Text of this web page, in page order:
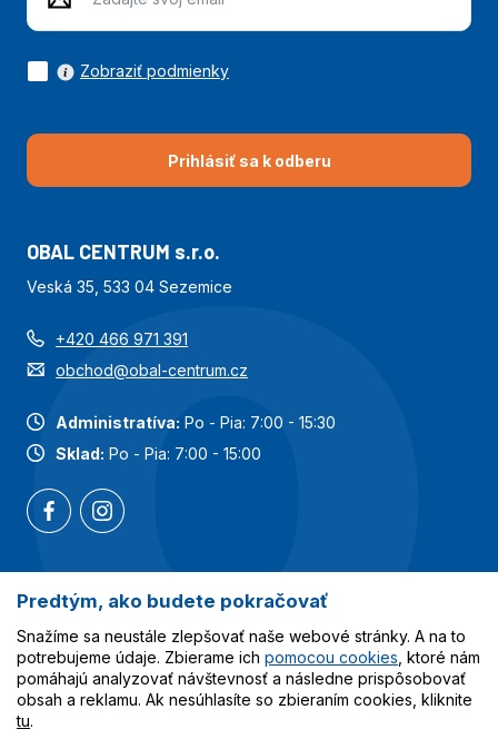
Prihlásiť sa k odberu
Zobraziť podmienky
OBAL CENTRUM s.r.o.
Veská 35, 533 04 Sezemice
+420 466 971 391
obchod@obal-centrum.cz
Administratíva: Po - Pia: 7:00 - 15:30
Sklad: Po - Pia: 7:00 - 15:00
Najobľúbenejšie kategórie
Služby
Všetko o nákupe
Predtým, ako budete pokračovať
Snažíme sa neustále zlepšovať naše webové stránky. A na to
potrebujeme údaje. Zbierame ich pomocou cookies , ktoré nám
pomáhajú analyzovať návštevnosť a následne prispôsobovať
obsah a reklamu. Ak nesúhlasíte so zbieraním cookies, kliknite
tu.